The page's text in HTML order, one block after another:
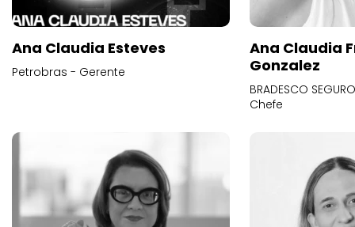
Ana Claudia Esteves
Petrobras - Gerente
Ana Claudia
Gonzalez
BRADESCO
Chefe